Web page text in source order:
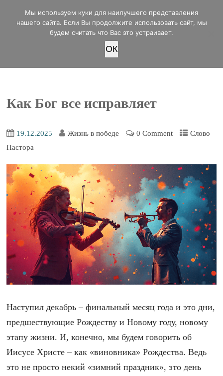
office@lifeinvictory.ru
+7 950 189 4420
Россия, г.Оренбург, ул.Мира 32/2
Как Бог все исправляет
19.12.2025 Жизнь в победе 0 Comment
Слово
Пастора
Наступил декабрь – финальный месяц года и это дни,
предшествующие Рождеству и Новому году, новому
этапу жизни. И, конечно, мы будем говорить об
Иисусе Христе – как «виновника» Рождества. Ведь
это не просто некий «зимний праздник», это день
Мы используем куки для наилучшего представления
нашего сайта. Если Вы продолжите использовать сайт, мы
будем считать что Вас это устраивает.
OК